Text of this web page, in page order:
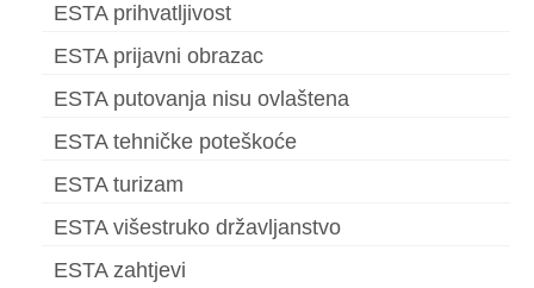
ESTA prihvatljivost
ESTA prijavni obrazac
ESTA putovanja nisu ovlaštena
ESTA tehničke poteškoće
ESTA turizam
ESTA višestruko državljanstvo
ESTA zahtjevi